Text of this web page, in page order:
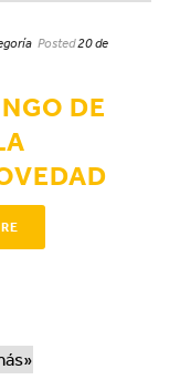
Posted20 de
DE